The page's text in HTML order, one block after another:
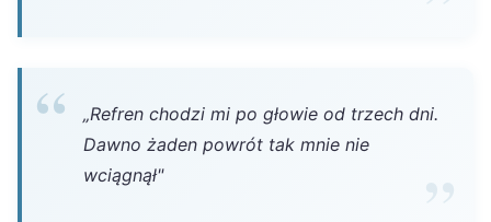
„Refren chodzi mi po głowie od trzech dni.
Dawno żaden powrót tak mnie nie
wciągnął"